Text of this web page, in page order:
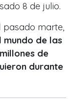
8 de julio.
pasado marte,
de las
de
durante